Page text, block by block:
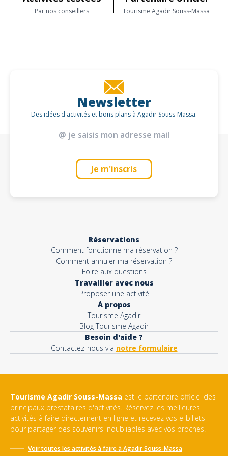
Par nos conseillers Tourisme Agadir Souss-Massa
Newsletter
Des idées d'activités et bons plans à Agadir Souss-Massa.
Je m'inscris
Réservations
Comment fonctionne ma réservation ?
Comment annuler ma réservation ?
Foire aux questions
Travailler avec nous
Proposer une activité
À propos
Tourisme Agadir
Blog Tourisme Agadir
Besoin d'aide ?
Contactez-nous via notre formulaire
Tourisme Agadir Souss-Massa est le partenaire officiel des
principaux prestataires d'activités. Réservez les meilleures
activités à faire directement en ligne et recevez vos e-billets
pour partager des souvenirs inoubliables avec vos proches.
Voir toutes les activités à faire àAgadir Souss-Massa